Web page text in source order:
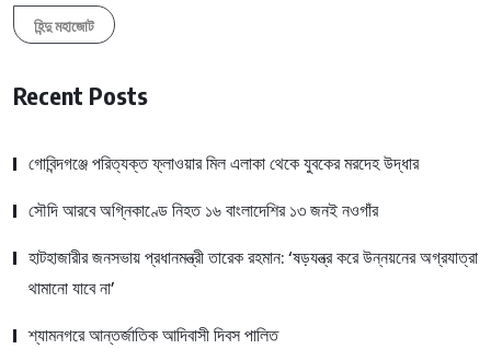
হিন্দু মহাজোট
Recent Posts
গোবিন্দগঞ্জে পরিত্যক্ত ফ্লাওয়ার মিল এলাকা থেকে যুবকের মরদেহ উদ্ধার
সৌদি আরবে অগ্নিকাণ্ডে নিহত ১৬ বাংলাদেশির ১৩ জনই নওগাঁর
হাটহাজারীর জনসভায় প্রধানমন্ত্রী তারেক রহমান: ‘ষড়যন্ত্র করে উন্নয়নের অগ্রযাত্রা
থামানো যাবে না’
শ্যামনগরে আন্তর্জাতিক আদিবাসী দিবস পালিত